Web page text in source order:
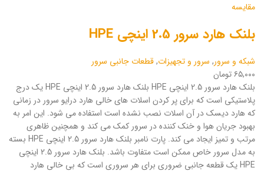
مقایسه
بلنک هارد سرور 2.5 اینچی HPE
شبکه و سرور, سرور و تجهیزات,قطعات جانبی سرور
۶۵,۰۰۰ تومان
بلنک هارد سرور 2.5 اینچی HPE بلنک هارد سرور 2.5 اینچی HPE یک درج
پلاستیکی است که برای پر کردن اسلات های خالی هارد درایو سرور در زمانی
که هارد دیسک در آن اسلات نصب نشده است استفاده می شود. این امر به
بهبود جریان هوا و خنک کننده در سرور کمک می کند و همچنین ظاهری
مرتب و تمیز ایجاد می کند. پارت نامبر بلنک هارد سرور 2.5 اینچی HPE بسته
به مدل سرور خاص ممکن است متفاوت باشد. بلنک هارد سرور 2.5 اینچی
HPE یک قطعه جانبی ضروری برای هر سروری است که بی خالی هارد